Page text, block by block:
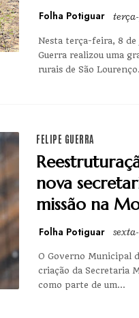
Folha Potiguar
Nesta terça-feira, 8
Guerra realizou uma
rurais de São
FELIPE GUERRA
nova
missão na
Folha Potiguar
O Governo Municipal
criação da Secretaria
como parte de um...